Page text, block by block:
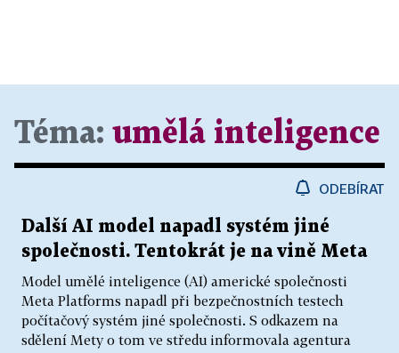
Téma: umělá inteligence
ODEBÍRAT
Další AI model napadl systém jiné
společnosti. Tentokrát je na vině Meta
Model umělé inteligence (AI) americké společnosti
Meta Platforms napadl při bezpečnostních testech
počítačový systém jiné společnosti. S odkazem na
sdělení Mety o tom ve středu informovala agentura